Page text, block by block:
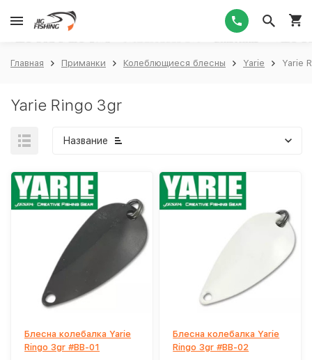
Главная Приманки Колеблющиеся блесны Yarie Yarie
Yarie Ringo 3gr
Название
Блесна колебалка Yarie
Ringo 3gr #BB-01
Блесна колебалка Yarie
Ringo 3gr #BB-02